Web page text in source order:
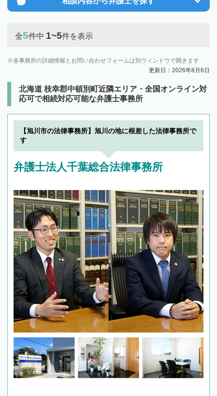
全5件中 1~5件を表示
各事務所の詳細情報とお問い合わせフォームは別ウィンドウで開きます
更新日：2026年8月6日
北海道 枝幸郡中頓別町近隣エリア・全国オンライン対
応可で相続対応可能な弁護士事務所
【旭川市の法律事務所】旭川の地に根差した法律事務所で
す
弁護士法人千葉総合法律事務所